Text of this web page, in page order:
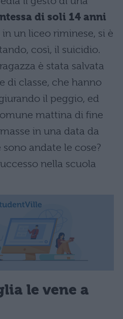
di soli 14 anni
un liceo riminese, si è
così, il suicidio.
è stata salvata
di classe, che hanno
il peggio, ed
mattina di fine
in una data da
andate le cose?
nella scuola
le vene a